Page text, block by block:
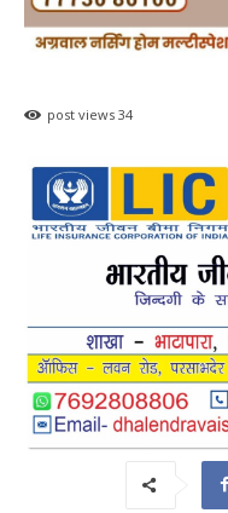
हेल्थ प्लस
सरायपाली/ ओम
लेकर डायबिटीज व
को मिलेगा विशेषज्ञ
9 अगस्त को सरायपाली के ओम
सेवाएं सरायपाली। ओम हॉस्पिटल,